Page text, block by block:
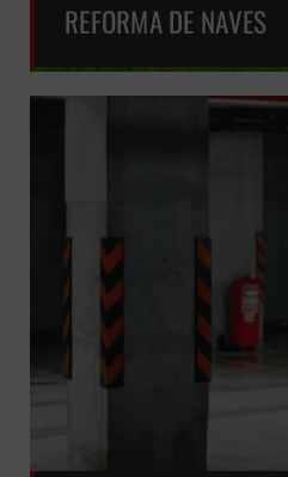
REFORMA DE NAVES